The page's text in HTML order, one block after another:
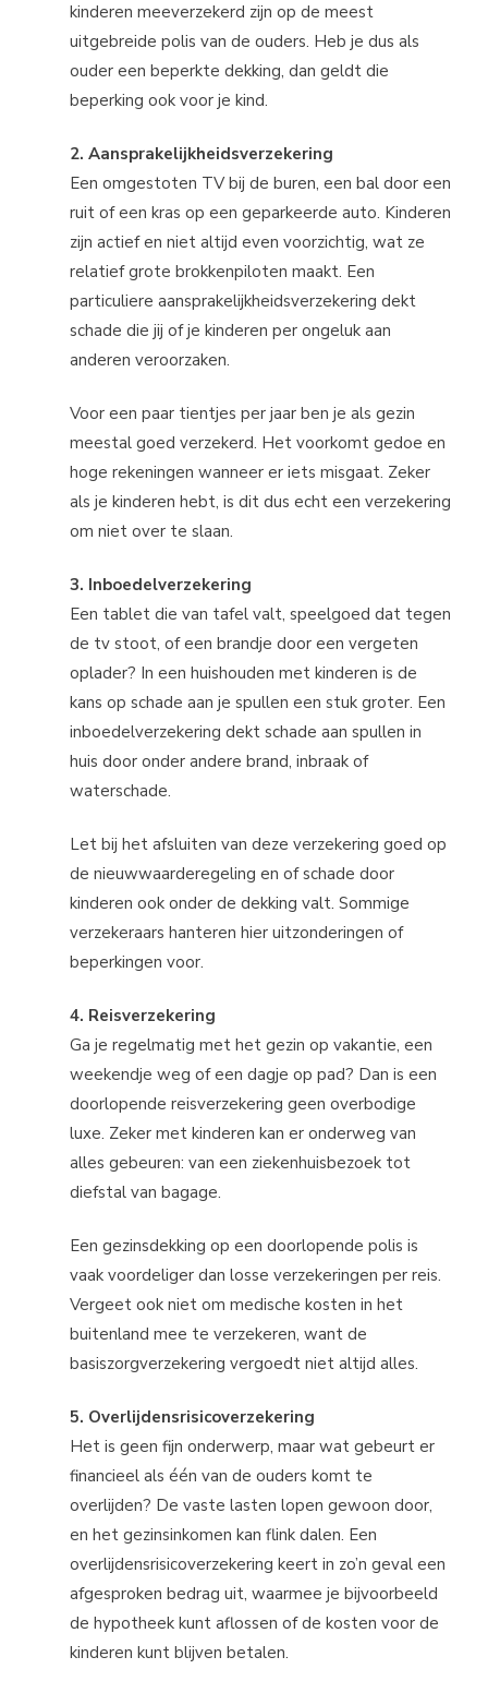
kinderen meeverzekerd zijn op de meest
uitgebreide polis van de ouders. Heb je dus als
ouder een beperkte dekking, dan geldt die
beperking ook voor je kind.
2. Aansprakelijkheidsverzekering
Een omgestoten TV bij de buren, een bal door een
ruit of een kras op een geparkeerde auto. Kinderen
zijn actief en niet altijd even voorzichtig, wat ze
relatief grote brokkenpiloten maakt. Een
particuliere aansprakelijkheidsverzekering dekt
schade die jij of je kinderen per ongeluk aan
anderen veroorzaken.
Voor een paar tientjes per jaar ben je als gezin
meestal goed verzekerd. Het voorkomt gedoe en
hoge rekeningen wanneer er iets misgaat. Zeker
als je kinderen hebt, is dit dus echt een verzekering
om niet over te slaan.
3. Inboedelverzekering
Een tablet die van tafel valt, speelgoed dat tegen
de tv stoot, of een brandje door een vergeten
oplader? In een huishouden met kinderen is de
kans op schade aan je spullen een stuk groter. Een
inboedelverzekering dekt schade aan spullen in
huis door onder andere brand, inbraak of
waterschade.
Let bij het afsluiten van deze verzekering goed op
de nieuwwaarderegeling en of schade door
kinderen ook onder de dekking valt. Sommige
verzekeraars hanteren hier uitzonderingen of
beperkingen voor.
4. Reisverzekering
Ga je regelmatig met het gezin op vakantie, een
weekendje weg of een dagje op pad? Dan is een
doorlopende reisverzekering geen overbodige
luxe. Zeker met kinderen kan er onderweg van
alles gebeuren: van een ziekenhuisbezoek tot
diefstal van bagage.
Een gezinsdekking op een doorlopende polis is
vaak voordeliger dan losse verzekeringen per reis.
Vergeet ook niet om medische kosten in het
buitenland mee te verzekeren, want de
basiszorgverzekering vergoedt niet altijd alles.
5. Overlijdensrisicoverzekering
Het is geen fijn onderwerp, maar wat gebeurt er
financieel als één van de ouders komt te
overlijden? De vaste lasten lopen gewoon door,
en het gezinsinkomen kan flink dalen. Een
overlijdensrisicoverzekering keert in zo’n geval een
afgesproken bedrag uit, waarmee je bijvoorbeeld
de hypotheek kunt aflossen of de kosten voor de
kinderen kunt blijven betalen.